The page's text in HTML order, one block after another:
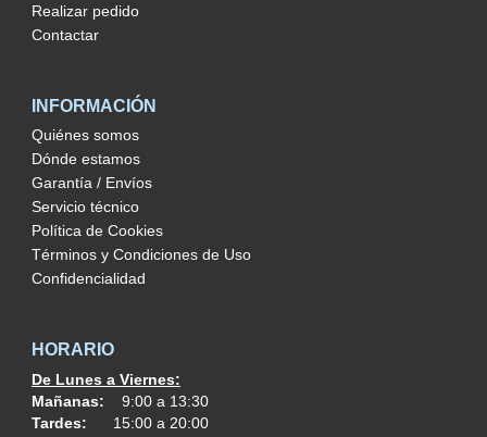
Realizar pedido
Contactar
INFORMACIÓN
Quiénes somos
Dónde estamos
Garantía / Envíos
Servicio técnico
Política de Cookies
Términos y Condiciones de Uso
Confidencialidad
HORARIO
De Lunes a Viernes:
Mañanas:
9:00 a 13:30
Tardes: 15:00 a 20:00